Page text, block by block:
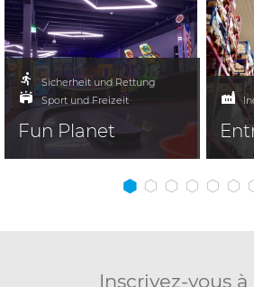
Sicherheit und Rettung
Sport und Freizeit
Fun Planet
Inscrivez-vous